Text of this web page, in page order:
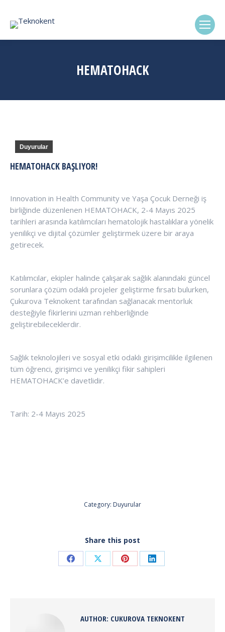
HEMATOHACK
Duyurular
HEMATOHACK BAŞLIYOR!
Innovation in Health Community ve Yaşa Çocuk Derneği iş
birliğinde düzenlenen HEMATOHACK, 2-4 Mayıs 2025
tarihleri arasında katılımcıları hematolojik hastalıklara yönelik
yenilikçi ve dijital çözümler geliştirmek üzere bir araya
getirecek.
Katılımcılar, ekipler halinde çalışarak sağlık alanındaki güncel
sorunlara çözüm odaklı projeler geliştirme fırsatı bulurken,
Çukurova Teknokent tarafından sağlanacak mentorluk
desteğiyle fikirlerini uzman rehberliğinde
geliştirebileceklerdir.
Sağlık teknolojileri ve sosyal etki odaklı girişimcilikle ilgilenen
tüm öğrenci, girişimci ve yenilikçi fikir sahipleri
HEMATOHACK’e davetlidir.
Tarih: 2-4 Mayıs 2025
Category: Duyurular
Share this post
Share Share Share Share
AUTHOR: CUKUROVA TEKNOKENT